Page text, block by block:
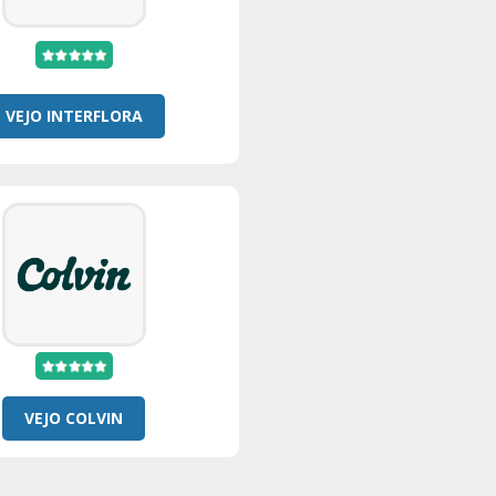
VEJO INTERFLORA
VEJO COLVIN